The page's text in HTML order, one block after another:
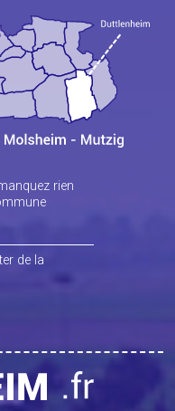
rien
de la